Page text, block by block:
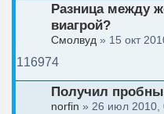
Разница между
виагрой?
Смолвуд » 15 окт
116974
Получил
norfin » 26 июл 2010,